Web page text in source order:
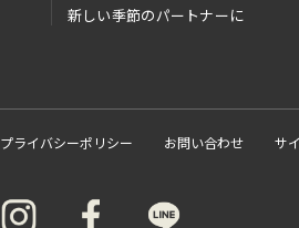
新しい季節のパートナーに
プライバシーポリシー お問い合わせ サ